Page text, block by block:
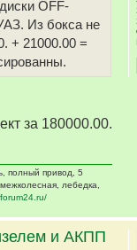
OFF-
Из бокса не
+ 21000.00 =
за 180000.00.
полный привод, 5
лебедка,
и АКПП